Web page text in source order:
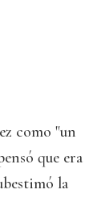
como "un
que era
la